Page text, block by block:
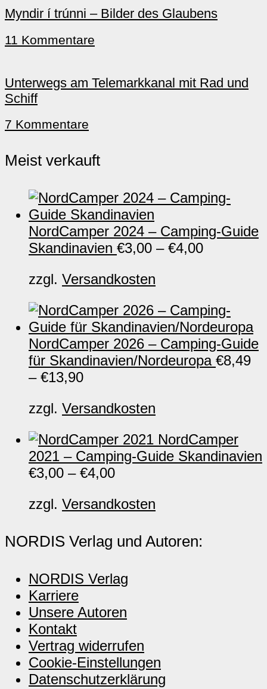
Myndir í trúnni – Bilder des Glaubens
11 Kommentare
Unterwegs am Telemarkkanal mit Rad und
Schiff
7 Kommentare
Meist verkauft
NordCamper 2024 – Camping-Guide
Skandinavien €3,00 – €4,00
zzgl. Versandkosten
NordCamper 2026 – Camping-Guide
für Skandinavien/Nordeuropa €8,49
– €13,90
zzgl. Versandkosten
NordCamper
2021 – Camping-Guide Skandinavien
€3,00 – €4,00
zzgl. Versandkosten
NORDIS Verlag und Autoren:
NORDIS Verlag
Karriere
Unsere Autoren
Kontakt
Vertrag widerrufen
Cookie-Einstellungen
Datenschutzerklärung